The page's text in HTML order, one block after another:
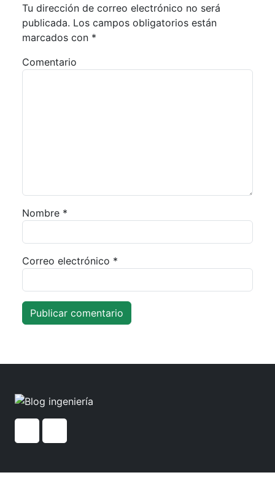
Tu dirección de correo electrónico no será
publicada. Los campos obligatorios están
marcados con *
Comentario
Nombre *
Correo electrónico *